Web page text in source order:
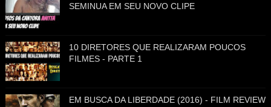
SEMINUA EM SEU NOVO CLIPE
10 DIRETORES QUE REALIZARAM POUCOS
FILMES - PARTE 1
EM BUSCA DA LIBERDADE (2016) - FILM REVIEW